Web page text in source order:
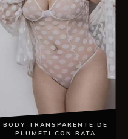
BODY TRANSPARENTE DE
PLUMETI CON BATA